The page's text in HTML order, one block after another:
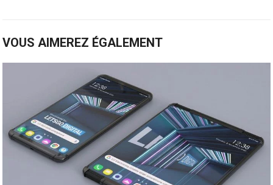
VOUS AIMEREZ ÉGALEMENT